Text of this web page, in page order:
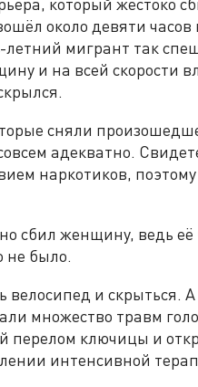
около девяти часов
мигрант так
и на всей скорости
сняли
адекватно.
наркотиков,
сбил женщину, ведь
не было.
велосипед и скрыться.
множество травм
перелом ключицы и
интенсивной